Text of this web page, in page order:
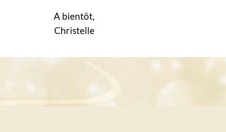
A bientôt,
Christelle